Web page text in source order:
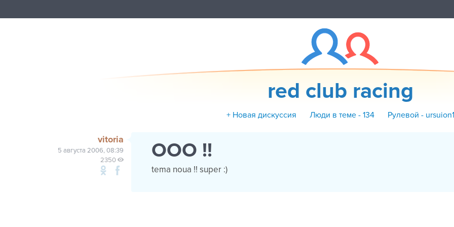
red club racing
+ Новая дискуссия Люди в теме - 134 Рулевой - ursuion1
vitoria
5 августа 2006, 08:39
2350
OOO !!
tema noua !! super :)